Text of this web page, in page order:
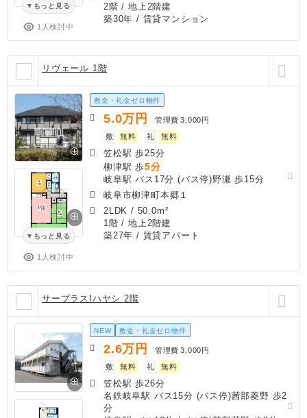
もっと見る
1人検討中
2階 / 地上2階建
築30年 / 賃貸マンション
リヴェール 1階
もっと見る
1人検討中
敷金・礼金ゼロ物件
5.0万円 管理費 3,000円
敷
無料 礼 無料
笠松駅 歩25分
柳津駅 歩5分
岐阜駅 バス17分 (バス停)野瀬 歩15分
岐阜市柳津町本郷１
2LDK / 50.0m²
1階 / 地上2階建
築27年 / 賃貸アパート
サープラスIハヤシ 2階
NEW 敷金・礼金ゼロ物件
2.6万円 管理費 3,000円
敷
無料 礼 無料
笠松駅 歩26分
名鉄岐阜駅 バス15分 (バス停)茜部菱野 歩2
分